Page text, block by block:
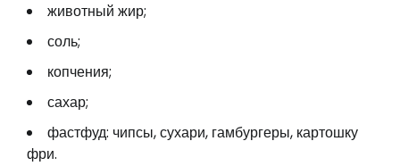
животный жир;
соль;
копчения;
сахар;
фастфуд: чипсы, сухари, гамбургеры, картошку
фри.